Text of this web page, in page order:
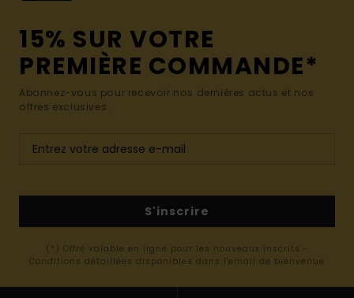
15% SUR VOTRE
PREMIÈRE COMMANDE*
Abonnez-vous pour recevoir nos dernières actus et nos
offres exclusives.
S'inscrire
(*) Offre valable en ligne pour les nouveaux inscrits -
Conditions détaillées disponibles dans l'email de bienvenue